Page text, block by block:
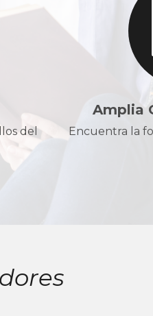
del
Amplia
Encuentra la